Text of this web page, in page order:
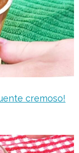
cremoso!